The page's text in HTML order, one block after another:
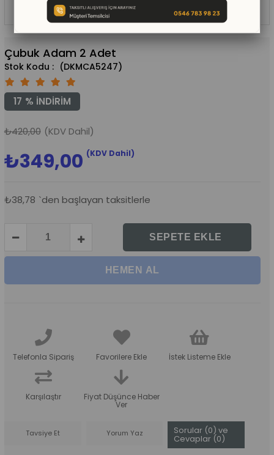
Çubuk Adam 2 Adet
(DKMCA5247)
%
17 İNDIRIM
₺420,00 (KDV Dahil)
₺349,00 (KDV Dahil)
₺38,78 `den başlayan taksitlerle
Telefonla Sipariş Favorilere Ekle İstek Listeme Ekle
Karşılaştır Fiyat Düşünce Haber
Ver
Tavsiye Et Yorum Yaz Sorular (0) ve
Cevaplar (0)